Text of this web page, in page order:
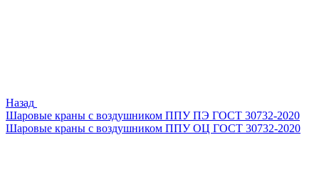
Назад
Шаровые краны с воздушником ППУ ПЭ ГОСТ 30732-2020
Шаровые краны с воздушником ППУ ОЦ ГОСТ 30732-2020